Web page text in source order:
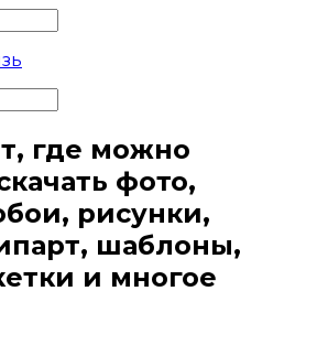
где можно
фото,
рисунки,
шаблоны,
и многое